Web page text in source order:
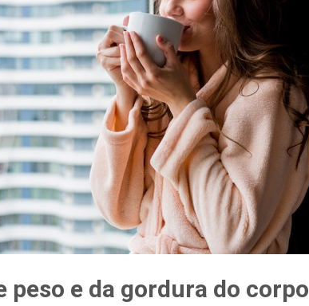
peso e da gordura do corpo